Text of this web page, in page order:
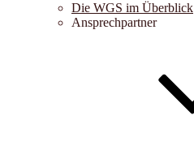
Die WGS im Überblick
Ansprechpartner